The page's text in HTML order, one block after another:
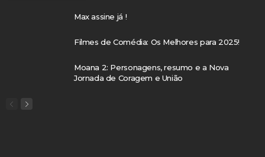
Max assine já !
Filmes de Comédia: Os Melhores para 2025!
Moana 2: Personagens, resumo e a Nova
Jornada de Coragem e União